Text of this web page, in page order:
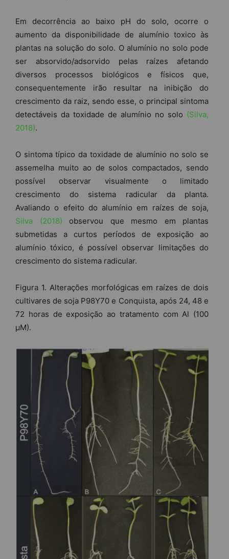
Em decorrência ao baixo pH do solo, ocorre o
aumento da disponibilidade de alumínio toxico às
plantas na solução do solo. O alumínio no solo pode
ser absorvido/adsorvido pelas raízes afetando
diversos processos biológicos e físicos que,
consequentemente irão resultar na inibição do
crescimento da raiz, sendo esse, o principal sintoma
detectáveis da toxidade de alumínio no solo (Silva,
2018).
O sintoma típico da toxidade de alumínio no solo se
assemelha muito ao de solos compactados, sendo
possível observar visualmente o limitado
crescimento do sistema radicular da planta.
Avaliando o efeito do alumínio em raízes de soja,
Silva (2018) observou que mesmo em plantas
submetidas a curtos períodos de exposição ao
alumínio tóxico, é possível observar limitações do
crescimento do sistema radicular.
Figura 1. Alterações morfológicas em raízes de dois
cultivares de soja P98Y70 e Conquista, após 24, 48 e
72 horas de exposição ao tratamento com Al (100
µM).